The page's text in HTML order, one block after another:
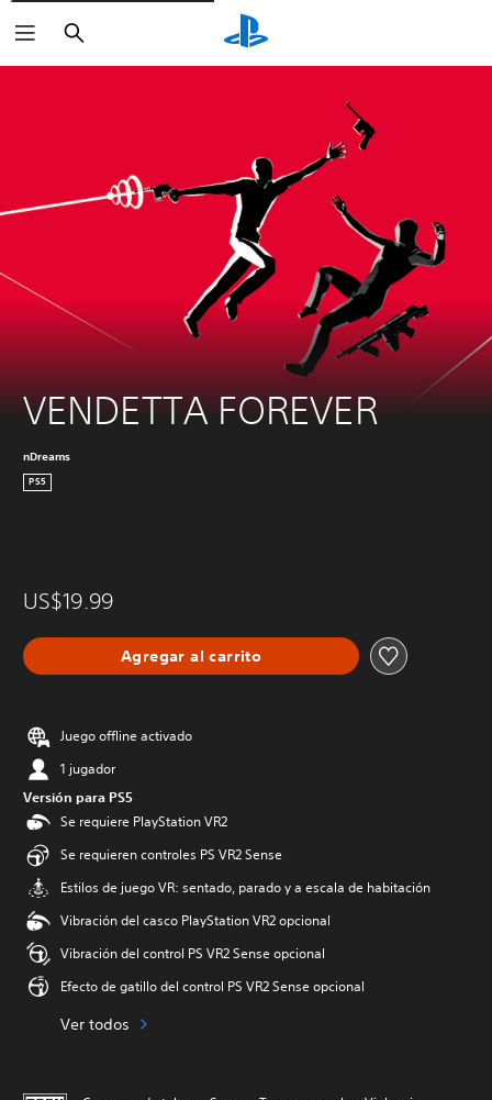
Buscar
VENDETTA FOREVER
nDreams
PS5
US$19.99
Agregar al carrito
Juego offline activado
1 jugador
Versión para PS5
Se requiere PlayStation VR2
Se requieren controles PS VR2 Sense
Estilos de juego VR: sentado, parado y a escala de habitación
Vibración del casco PlayStation VR2 opcional
Vibración del control PS VR2 Sense opcional
Efecto de gatillo del control PS VR2 Sense opcional
Ver todos